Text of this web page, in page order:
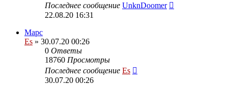
Последнее сообщение UnknDoomer
22.08.20 16:31
Марс
Es » 30.07.20 00:26
0 Ответы
18760 Просмотры
Последнее сообщение Es
30.07.20 00:26